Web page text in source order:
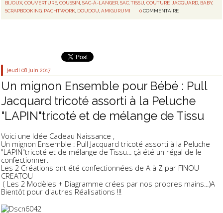
BIJOUX,COUVERTURE,COUSSIN,SAC-À-LANGER,SAC,TISSU,COUTURE,JACQUARD, BABY,
SCRAPBOOKING, PACHTWORK, DOUDOU,AMIGURUMI 0 COMMENTAIRE
jeudi 08 juin 2017
Un mignon Ensemble pour Bébé : Pull
Jacquard tricoté assorti à la Peluche
"LAPIN"tricoté et de mélange de Tissu
Voici une Idée Cadeau Naissance ,
Un mignon Ensemble : Pull Jacquard tricoté assorti à la Peluche
"LAPIN"tricoté et de mélange de Tissu... çà été un régal de le
confectionner.
Les 2 Créations ont été confectionnées de A à Z par FINOU
CREATOU
( Les 2 Modèles + Diagramme crées par nos propres mains...)A
Bientôt pour d'autres Réalisations !!!